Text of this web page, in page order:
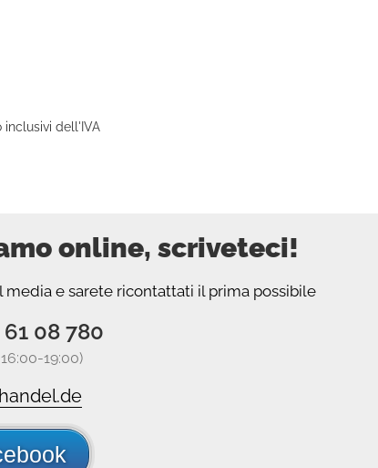
inclusivi dell'IVA
online, scriveteci!
e sarete ricontattati il prima possibile
08 780
19:00)